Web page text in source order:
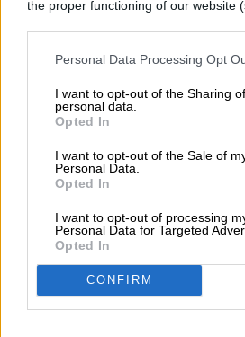
the proper functioning of our website
Personal Data Processing Opt
I want to opt-out of the Sharing
personal data.
Opted In
I want to opt-out of the Sale of
Personal Data.
Opted In
I want to opt-out of processing
Personal Data for Targeted
Opted In
CONFIRM
De acuerdo con Forbes,
equipo atigrado es de
de dólares que cuesta el
El cuadro de Cincinnati ha
etiqueta de equipo chico
decisivo, donde